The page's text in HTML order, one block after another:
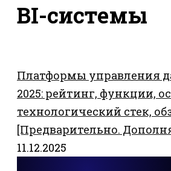
BI-системы
Платформы управления
2025: рейтинг, функции,
технологический стек,
[Предварительно.
11.12.2025